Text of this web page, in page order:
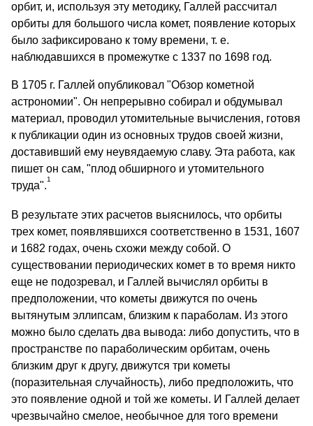
орбит, и, используя эту методику, Галлей рассчитал
орбиты для большого числа комет, появление которых
было зафиксировано к тому времени, т. е.
наблюдавшихся в промежутке с 1337 по 1698 год.
В 1705 г. Галлей опубликовал "Обзор кометной
астрономии". Он непрерывно собирал и обдумывал
материал, проводил утомительные вычисления, готовя
к публикации один из основных трудов своей жизни,
доставивший ему неувядаемую славу. Эта работа, как
пишет он сам, "плод обширного и утомительного
труда".
1
В результате этих расчетов выяснилось, что орбиты
трех комет, появлявшихся соответственно в 1531, 1607
и 1682 годах, очень схожи между собой. О
существовании периодических комет в то время никто
еще не подозревал, и Галлей вычислял орбиты в
предположении, что кометы движутся по очень
вытянутым эллипсам, близким к параболам. Из этого
можно было сделать два вывода: либо допустить, что в
пространстве по параболическим орбитам, очень
близким друг к другу, движутся три кометы
(поразительная случайность), либо предположить, что
это появление одной и той же кометы. И Галлей делает
чрезвычайно смелое, необычное для того времени